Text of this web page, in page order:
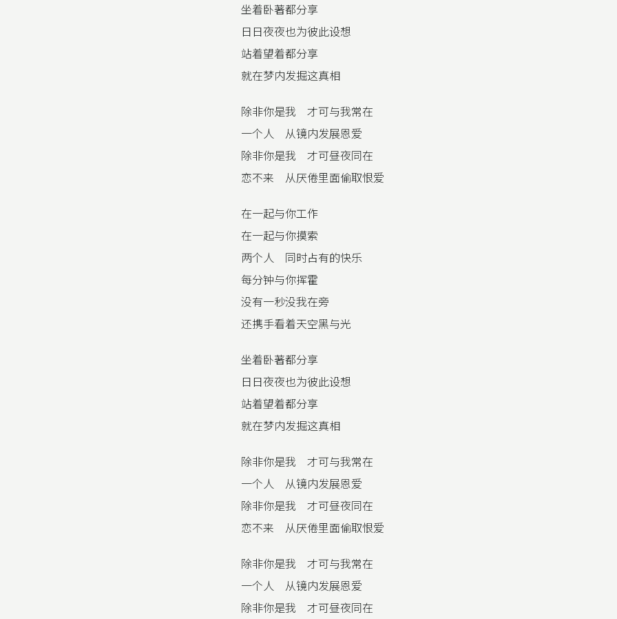
坐着卧著都分享
日日夜夜也为彼此设想
站着望着都分享
就在梦内发掘这真相
除非你是我 才可与我常在
一个人 从镜内发展恩爱
除非你是我 才可昼夜同在
恋不来 从厌倦里面偷取恨爱
在一起与你工作
在一起与你摸索
两个人 同时占有的快乐
每分钟与你挥霍
没有一秒没我在旁
还携手看着天空黑与光
坐着卧著都分享
日日夜夜也为彼此设想
站着望着都分享
就在梦内发掘这真相
除非你是我 才可与我常在
一个人 从镜内发展恩爱
除非你是我 才可昼夜同在
恋不来 从厌倦里面偷取恨爱
除非你是我 才可与我常在
一个人 从镜内发展恩爱
除非你是我 才可昼夜同在